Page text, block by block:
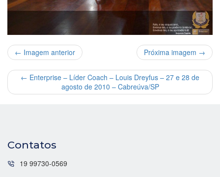
← Imagem anterior Próxima imagem →
← Enterprise – Líder Coach – Louis Dreyfus – 27 e 28 de
agosto de 2010 – Cabreúva/SP
Contatos
19 99730-0569